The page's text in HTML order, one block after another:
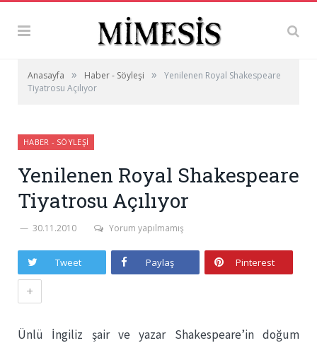
Anasayfa » Haber - Söyleşi »
Yenilenen Royal Shakespeare
Tiyatrosu Açılıyor
HABER - SÖYLEŞI
Yenilenen Royal Shakespeare
Tiyatrosu Açılıyor
30.11.2010 Yorum yapılmamış
Tweet Paylaş Pinterest
+
Ünlü İngiliz şair ve yazar Shakespeare’in doğum